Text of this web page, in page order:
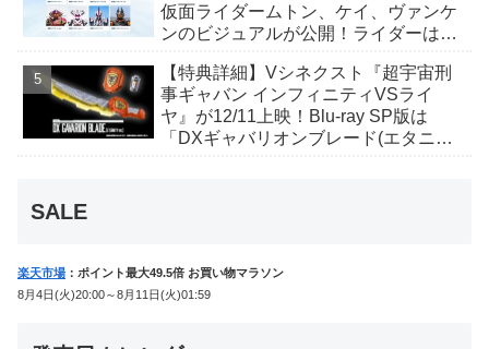
仮面ライダームトン、ケイ、ヴァンケ
ンのビジュアルが公開！ライダーは子
【特典詳細】Vシネクスト『超宇宙刑
事ギャバン インフィニティVSライ
ヤ』が12/11上映！Blu-ray SP版は
「DXギャバリオンブレード(エタニテ
SALE
楽天市場 ：ポイント最大49.5倍 お買い物マラソン
8月4日(火)20:00～8月11日(火)01:59